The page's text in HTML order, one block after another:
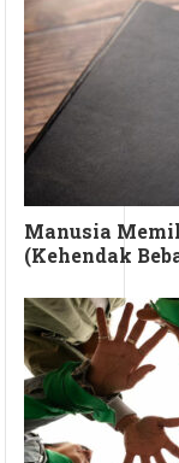
Manusia
(Kehendak